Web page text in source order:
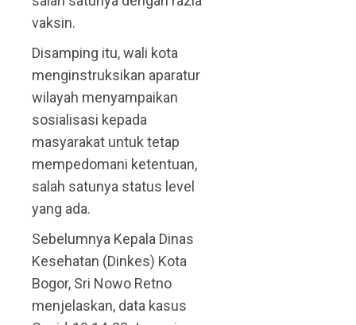
vaksin.
Disamping itu, wali kota
menginstruksikan aparatur
wilayah menyampaikan
sosialisasi kepada
masyarakat untuk tetap
mempedomani ketentuan,
salah satunya status level
yang ada.
Sebelumnya Kepala Dinas
Kesehatan (Dinkes) Kota
Bogor, Sri Nowo Retno
menjelaskan, data kasus